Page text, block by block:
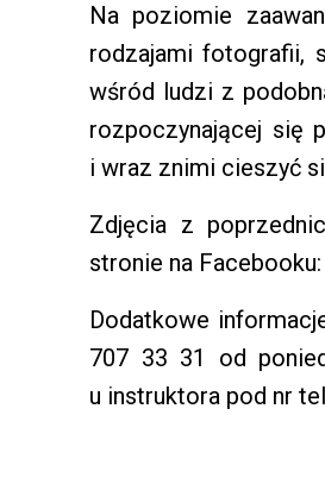
Na poziomie
rodzajami fotografii,
wśród ludzi z
rozpoczynającej się
i wraz znimi cieszyć
Zdjęcia z
stronie na
Dodatkowe
707 33 31 od
u instruktora pod nr